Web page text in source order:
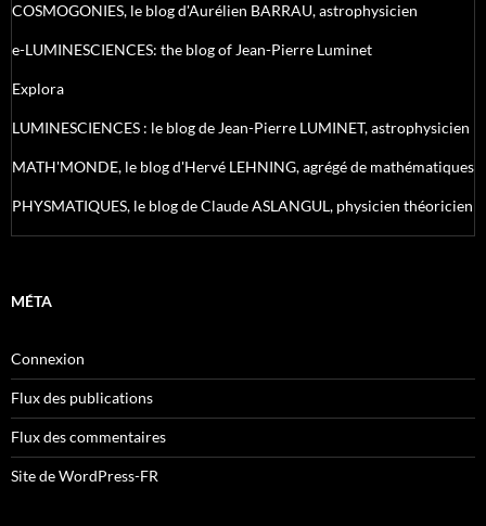
COSMOGONIES, le blog d'Aurélien BARRAU, astrophysicien
e-LUMINESCIENCES: the blog of Jean-Pierre Luminet
Explora
LUMINESCIENCES : le blog de Jean-Pierre LUMINET, astrophysicien
MATH'MONDE, le blog d'Hervé LEHNING, agrégé de mathématiques
PHYSMATIQUES, le blog de Claude ASLANGUL, physicien théoricien
MÉTA
Connexion
Flux des publications
Flux des commentaires
Site de WordPress-FR